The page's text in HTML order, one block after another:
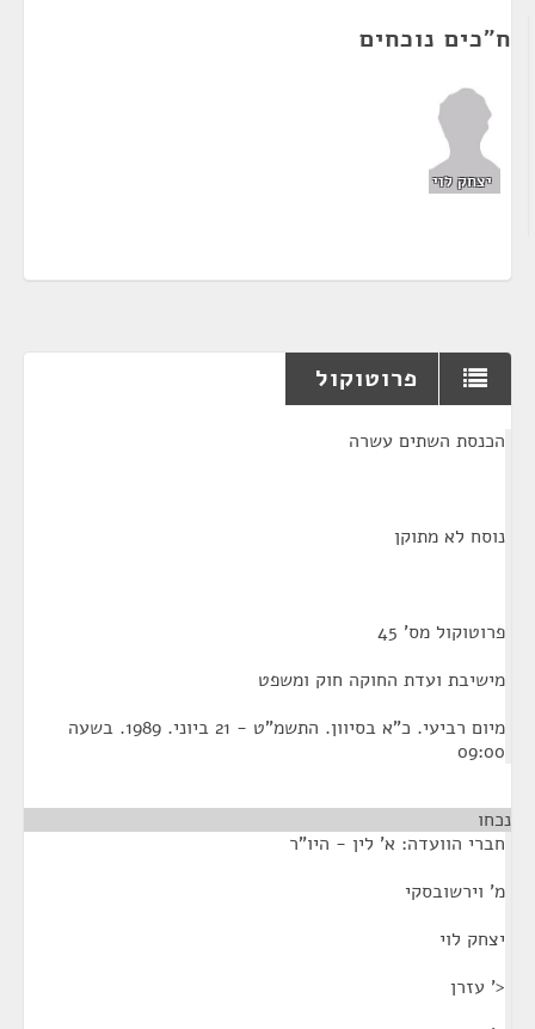
ח"כים נוכחים
יצחק לוי
פרוטוקול
הכנסת השתים עשרה
נוסח לא מתוקן
פרוטוקול מס' 45
מישיבת ועדת החוקה חוק ומשפט
מיום רביעי. כ"א בסיוון. התשמ"ט - 21 ביוני. 1989. בשעה
09:00
נכחו
חברי הוועדה: א' לין - היו"ר
מ' וירשובסקי
יצחק לוי
<' עזרן